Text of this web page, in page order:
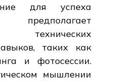
для успеха
технических
таких как
и фотосессии.
мышлении